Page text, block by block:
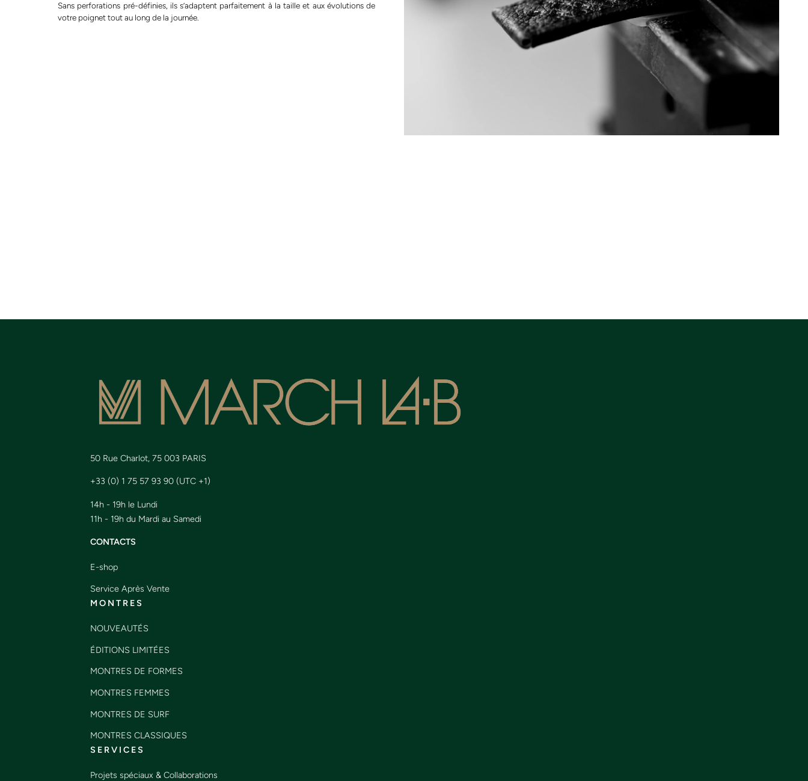
Sans perforations pré-définies, ils s’adaptent parfaitement à la taille et aux évolutions de
votre poignet tout au long de la journée.
50 Rue Charlot, 75 003 PARIS
+33 (0) 1 75 57 93 90 (UTC +1)
14h - 19h le Lundi
11h - 19h du Mardi au Samedi
CONTACTS
E-shop
Service Après Vente
M O N T R E S
NOUVEAUTÉS
ÉDITIONS LIMITÉES
MONTRES DE FORMES
MONTRES FEMMES
MONTRES DE SURF
MONTRES CLASSIQUES
S E R V I C E S
Projets spéciaux & Collaborations